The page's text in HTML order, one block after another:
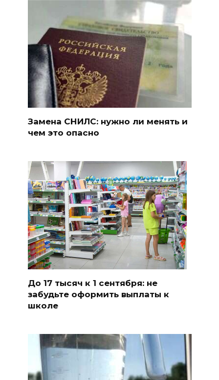
Замена СНИЛС: нужно ли менять и
чем это опасно
До 17 тысяч к 1 сентября: не
забудьте оформить выплаты к
школе